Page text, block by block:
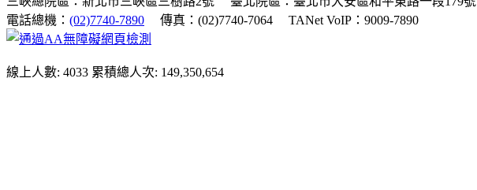
電話總機： (02)7740-7890 傳真：(02)7740-7064 TANet VoIP：9009-7890
線上人數: 4033 累積總人次: 149,350,654